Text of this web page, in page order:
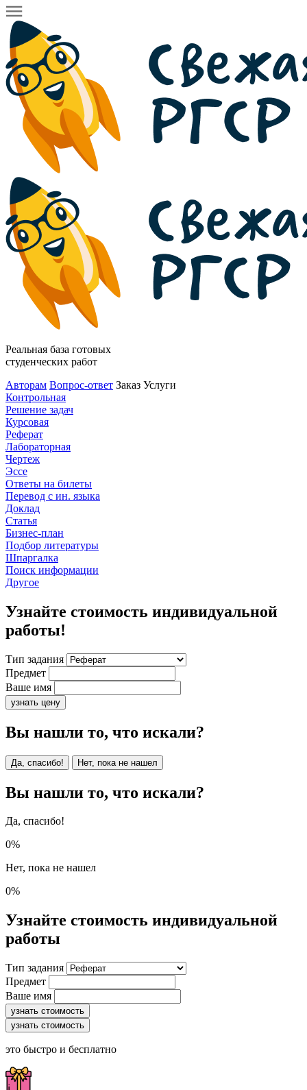
Реальная база готовых
студенческих работ
Авторам Вопрос-ответ Заказ Услуги
Контрольная
Решение задач
Курсовая
Реферат
Лабораторная
Чертеж
Эссе
Ответы на билеты
Перевод с ин. языка
Доклад
Статья
Бизнес-план
Подбор литературы
Шпаргалка
Поиск информации
Другое
Узнайте стоимость индивидуальной
работы!
Тип задания
Предмет
Ваше имя
узнать цену
Вы нашли то, что искали?
Да, спасибо! Нет, пока не нашел
Вы нашли то, что искали?
Да, спасибо!
0%
Нет, пока не нашел
0%
Узнайте стоимость индивидуальной
работы
Тип задания
Предмет
Ваше имя
узнать стоимость
узнать стоимость
это быстро и бесплатно